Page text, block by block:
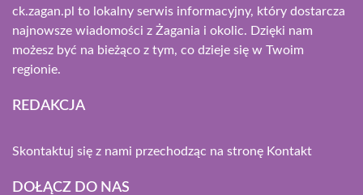
ck.zagan.pl to lokalny serwis informacyjny, który dostarcza
najnowsze wiadomości z Żagania i okolic. Dzięki nam
możesz być na bieżąco z tym, co dzieje się w Twoim
regionie.
REDAKCJA
Skontaktuj się z nami przechodząc na stronę Kontakt
DOŁĄCZ DO NAS